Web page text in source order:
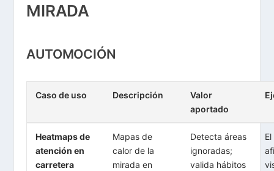
MIRADA
AUTOMOCIÓN
Caso de uso Descripción
Valor
aportado
Heatmaps de
atención en
carretera
Mapas de
calor de la
mirada en
Detecta áreas
ignoradas;
valida hábitos